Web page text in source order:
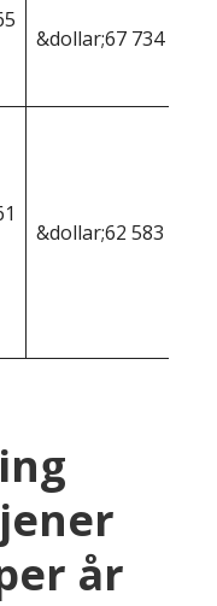
&dollar;67 734
&dollar;62 583
år